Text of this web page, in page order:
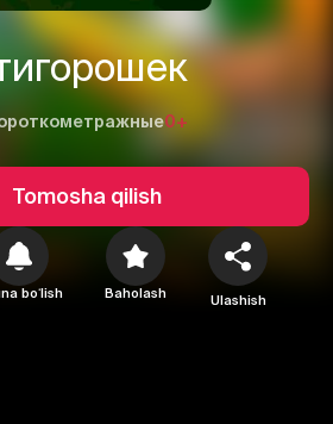
0+
Tomosha qilish
boʻlish Baholash Ulashish